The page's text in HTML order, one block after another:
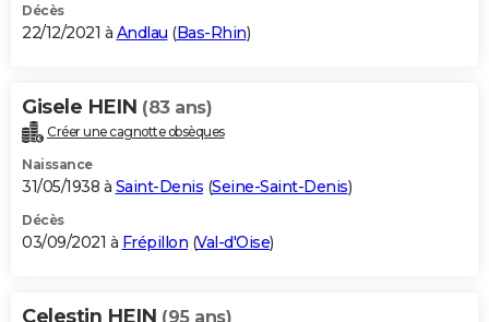
Décès
22/12/2021 à Andlau (Bas-Rhin)
Gisele HEIN (83 ans)
Créer une cagnotte obsèques
Naissance
31/05/1938 à Saint-Denis (Seine-Saint-Denis)
Décès
03/09/2021 à Frépillon (Val-d'Oise)
Celestin HEIN (95 ans)